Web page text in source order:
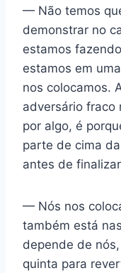
— Não temos
demonstrar no
estamos
estamos em
nos colocamos.
adversário fraco
por algo, é
parte de cima
antes de
— Nós nos
também está
depende de
quinta para